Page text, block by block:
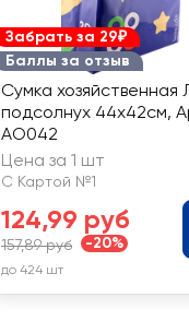
Забрать за 29₽
Баллы за отзыв
Сумка хозяйственная
подсолнух 44x42см,
AO042
Цена за 1 шт
С Картой №1
124,99 руб
157,89 руб -20%
до 424 шт